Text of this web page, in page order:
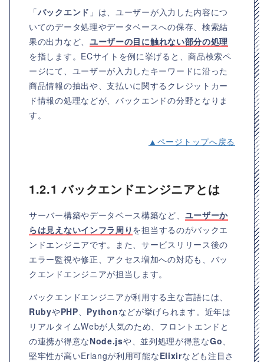
「バックエンド 」は、ユーザーが入力した内容につ
いてのデータ処理やデータベースへの保存、検索結
果の出力など、 ユーザーの目に触れない部分の処理
を指します。ECサイトを例に挙げると、商品検索ペ
ージにて、ユーザーが入力したキーワードに沿った
商品情報の抽出や、支払いに関するクレジットカー
ド情報の処理などが、バックエンドの分野となりま
す。
▲ページトップへ戻る
1.2.1 バックエンドエンジニアとは
サーバー構築やデータベース構築など、 ユーザーか
らは見えないインフラ周り を担当するのがバックエ
ンドエンジニアです。また、サービスリリース後の
エラー監視や修正、アクセス増加への対応も、バッ
クエンドエンジニアが担当します。
バックエンドエンジニアが利用する主な言語には、
RubyやPHP Pythonなどが挙げられます。近年は
リアルタイムWebが人気のため、フロントエンドと
の連携が得意なNode.jsや、並列処理が得意なGo
堅牢性が高いErlangが利用可能なElixirなども注目さ